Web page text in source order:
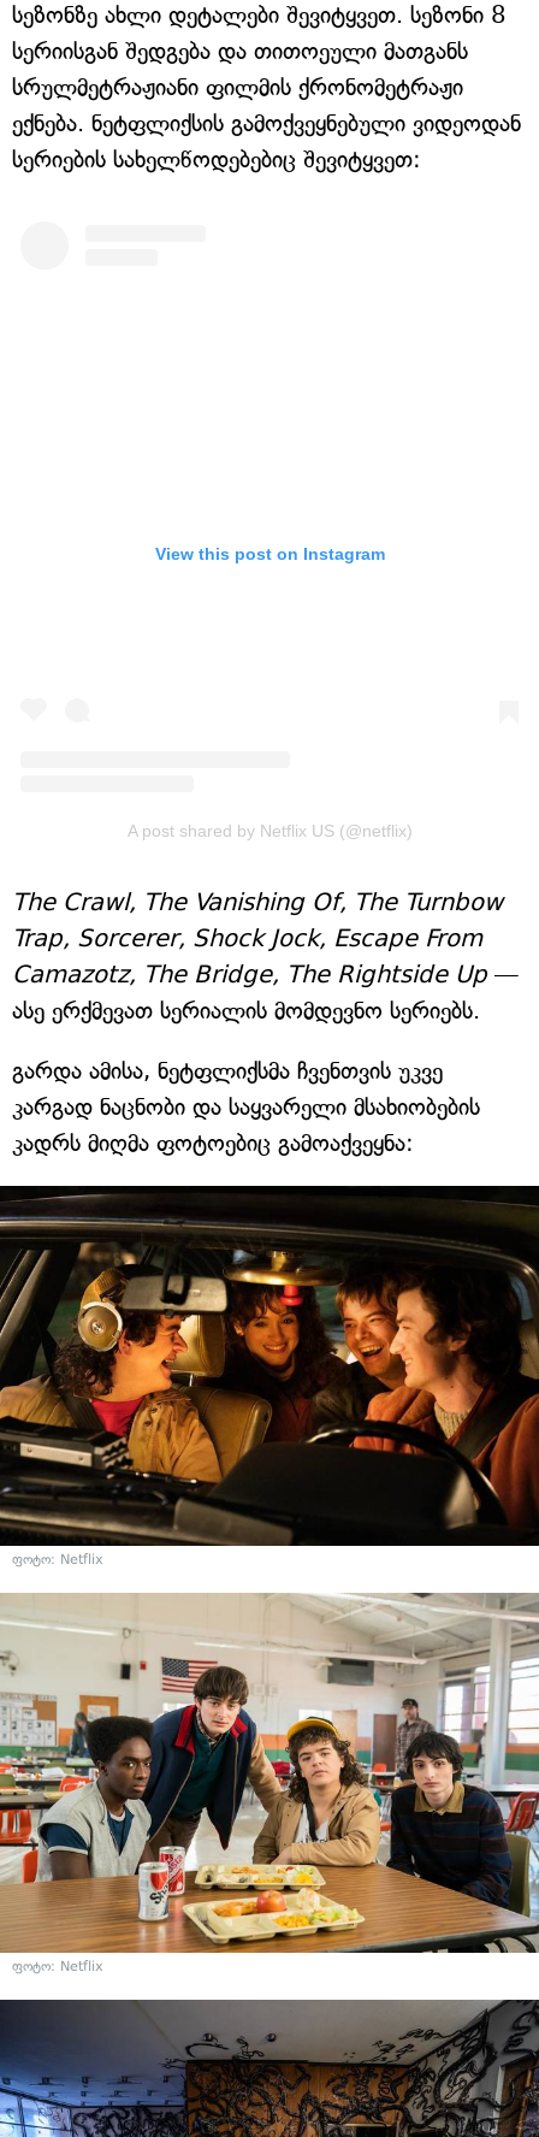
სეზონზე ახლი დეტალები შევიტყვეთ. სეზონი 8
სერიისგან შედგება და თითოეული მათგანს
სრულმეტრაჟიანი ფილმის ქრონომეტრაჟი
ექნება. ნეტფლიქსის გამოქვეყნებული ვიდეოდან
სერიების სახელწოდებებიც შევიტყვეთ:
View this post on Instagram
A post shared by Netflix US (@netflix)
The Crawl, The Vanishing Of, The Turnbow
Trap, Sorcerer, Shock Jock, Escape From
Camazotz, The Bridge, The Rightside Up —
ასე ერქმევათ სერიალის მომდევნო სერიებს.
გარდა ამისა, ნეტფლიქსმა ჩვენთვის უკვე
კარგად ნაცნობი და საყვარელი მსახიობების
კადრს მიღმა ფოტოებიც გამოაქვეყნა:
ფოტო: Netflix
ფოტო: Netflix